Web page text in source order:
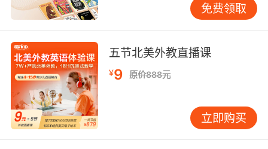
可持续发展的建议方向
家校协同需要标准化流程。麻省理工学院早教研
究中心建议建立"材料包+视频指导+作品社区"三
位一体模式。VIPKID近期推出的"绘本工匠箱"服
务，包含双语说明书、安全材料及作品展示二维
码，使家长辅导时间成本降低40%。
文化要素的有机融合值得探索。东京大学跨文化
教育项目显示，在《Stone Soup》手工课中加入
免费领取
五节北美外教直播课
¥9 原价888元
立即购买